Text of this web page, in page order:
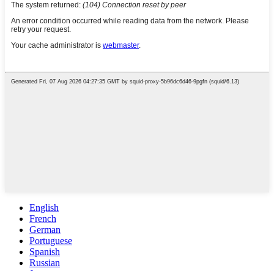
English
French
German
Portuguese
Spanish
Russian